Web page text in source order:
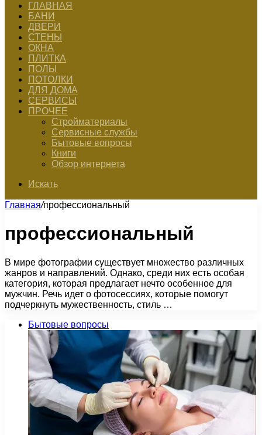
ГЛАВНАЯ
БАНИ
ДВЕРИ
СТЕНЫ
ОКНА
ПЛИТКА
ПОЛЫ
ПОТОЛКИ
ДЛЯ ДОМА
СЕРВИСЫ
ПРОЧЕЕ
Стройматериалы
Сервисные службы
Бытовые вопросы
Книги
Обзор интернета
Искать
Главная/профессиональный
профессиональный
В мире фотографии существует множество различных
жанров и направлений. Однако, среди них есть особая
категория, которая предлагает нечто особенное для
мужчин. Речь идет о фотосессиях, которые помогут
подчеркнуть мужественность, стиль …
Бытовые вопросы